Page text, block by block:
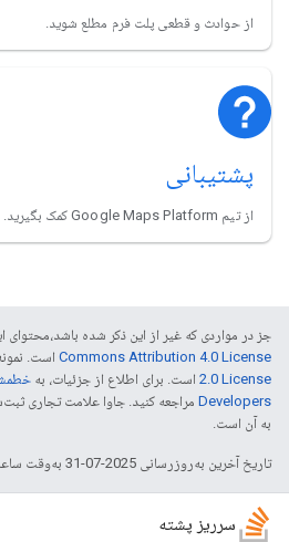
از حوادث و قطعی پلت فرم مطلع شوید.
پشتیبانی
از تیم Google Maps Platform کمک بگیرید.
جز در مواردی که غیر از این ذکر شده
Commons Attribution 4.0 License است.
2.0 License است. برای اطلاع از جزئیات، به
Developers‏
به آن است.
تاریخ آخرین به‌روزرسانی 2025-07-31 به‌وقت ساعت هماهنگ جهانی.
سرریز پشته